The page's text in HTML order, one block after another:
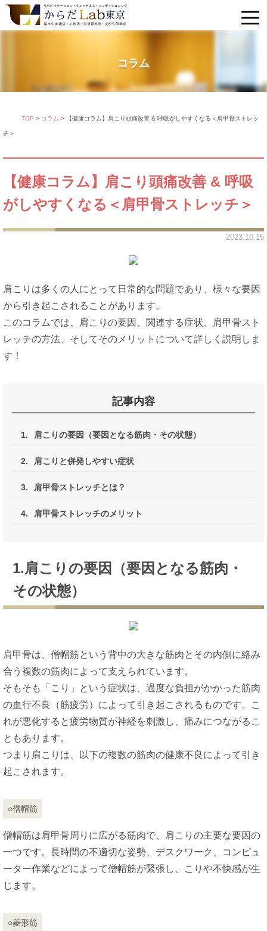
コラム
TOP > コラム > 【健康コラム】肩こり頭痛改善 & 呼吸がしやすくなる＜肩甲骨ストレッ
チ＞
【健康コラム】肩こり頭痛改善 & 呼吸
がしやすくなる＜肩甲骨ストレッチ＞
2023.10.15
肩こりは多くの人にとって日常的な問題であり、様々な要因
から引き起こされることがあります。
このコラムでは、肩こりの要因、関連する症状、肩甲骨スト
レッチの方法、そしてそのメリットについて詳しく説明しま
す！
記事内容
1. 肩こりの要因（要因となる筋肉・その状態）
2. 肩こりと併発しやすい症状
3. 肩甲骨ストレッチとは？
4. 肩甲骨ストレッチのメリット
1.肩こりの要因（要因となる筋肉・
その状態）
肩甲骨は、僧帽筋という背中の大きな筋肉とその内側に絡み
合う複数の筋肉によって支えられています。
そもそも「こり」という症状は、過度な負担がかかった筋肉
の血行不良（筋疲労）によって引き起こされるものです。こ
れが悪化すると疲労物質が神経を刺激し、痛みにつながるこ
ともあります。
つまり肩こりは、以下の複数の筋肉の健康不良によって引き
起こされます。
○僧帽筋
僧帽筋は肩甲骨周りに広がる筋肉で、肩こりの主要な要因の
一つです。長時間の不適切な姿勢、デスクワーク、コンピュ
ーター作業などによって僧帽筋が緊張し、こりや不快感が生
じます。
○菱形筋